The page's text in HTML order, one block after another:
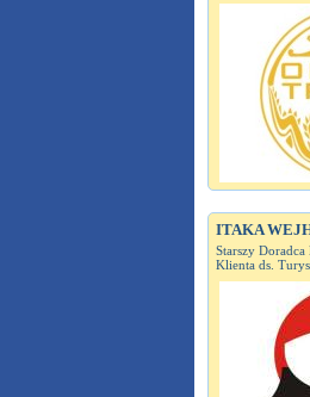
ITAKA
Starszy
Klienta ds.